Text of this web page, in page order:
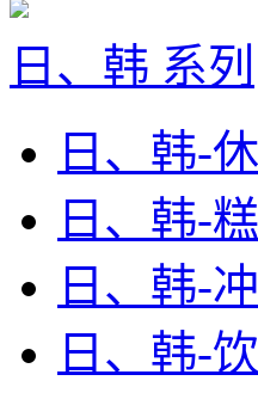
日、韩 系列
日、韩-
日、韩-
日、韩-
日、韩-